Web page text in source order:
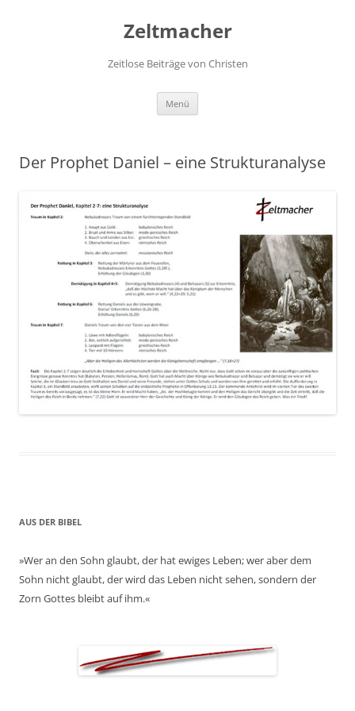
Zeltmacher
Zeitlose Beiträge von Christen
Menü
Der Prophet Daniel – eine Strukturanalyse
AUS DER BIBEL
»Wer an den Sohn glaubt, der hat ewiges Leben; wer aber dem
Sohn nicht glaubt, der wird das Leben nicht sehen, sondern der
Zorn Gottes bleibt auf ihm.«